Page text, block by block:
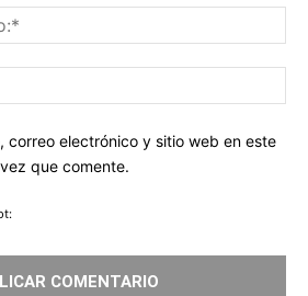
correo electrónico y sitio web en este
que comente.